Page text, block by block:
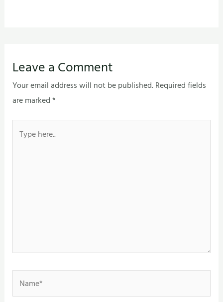
Leave a Comment
Your email address will not be published.Required fields
are marked*
here..
Name*